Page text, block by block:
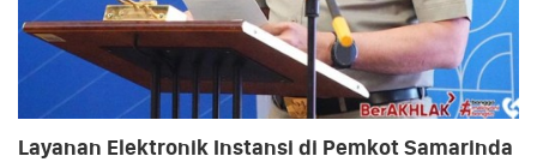
Layanan Elektronik Instansi di Pemkot Samarinda